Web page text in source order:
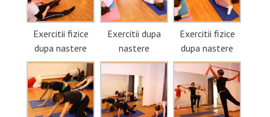
Exercitii fizice
dupa nastere
Exercitii dupa
nastere
Exercitii fizice
dupa nastere